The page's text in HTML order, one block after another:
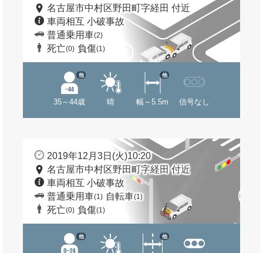
名古屋市中村区野田町字経田 付近
車両相互 小破事故
普通乗用車(2)
死亡(0) 負傷(1)
35～44歳
他
晴 幅～5.5m
他
信号なし
2019年12月3日(火)10:20
名古屋市中村区野田町字経田 付近
車両相互 小破事故
普通乗用車(1) 自転車(1)
死亡(0) 負傷(1)
他 他